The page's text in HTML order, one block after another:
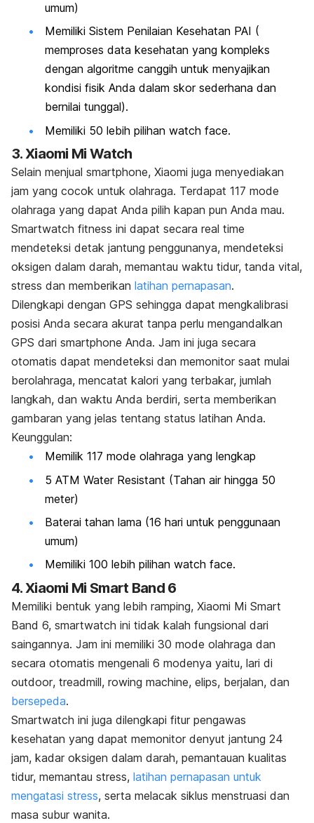
umum)
Memiliki Sistem Penilaian Kesehatan PAI (
memproses data kesehatan yang kompleks
dengan algoritme canggih untuk menyajikan
kondisi fisik Anda dalam skor sederhana dan
bernilai tunggal).
Memiliki 50 lebih pilihan watch face.
3.Xiaomi Mi Watch
Selain menjual smartphone, Xiaomi juga menyediakan
jam yang cocok untuk olahraga. Terdapat 117 mode
olahraga yang dapat Anda pilih kapan pun Anda mau.
Smartwatch fitness ini dapat secara real time
mendeteksi detak jantung penggunanya, mendeteksi
oksigen dalam darah, memantau waktu tidur, tanda vital,
stress dan memberikan latihan pernapasan.
Dilengkapi dengan GPS sehingga dapat mengkalibrasi
posisi Anda secara akurat tanpa perlu mengandalkan
GPS dari smartphone Anda. Jam ini juga secara
otomatis dapat mendeteksi dan memonitor saat mulai
berolahraga, mencatat kalori yang terbakar, jumlah
langkah, dan waktu Anda berdiri, serta memberikan
gambaran yang jelas tentang status latihan Anda.
Keunggulan:
Memilik 117 mode olahraga yang lengkap
5 ATM Water Resistant (Tahan air hingga 50
meter)
Baterai tahan lama (16 hari untuk penggunaan
umum)
Memiliki 100 lebih pilihan watch face.
4. Xiaomi Mi Smart Band 6
Memiliki bentuk yang lebih ramping, Xiaomi Mi Smart
Band 6, smartwatch ini tidak kalah fungsional dari
saingannya. Jam ini memiliki 30 mode olahraga dan
secara otomatis mengenali 6 modenya yaitu, lari di
outdoor, treadmill, rowing machine, elips, berjalan, dan
bersepeda.
Smartwatch ini juga dilengkapi fitur pengawas
kesehatan yang dapat memonitor denyut jantung 24
jam, kadar oksigen dalam darah, pemantauan kualitas
tidur, memantau stress, latihan pernapasan untuk
mengatasi stress, serta melacak siklus menstruasi dan
masa subur wanita.